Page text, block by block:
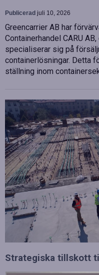
Publicerad juli 10, 2026
Greencarrier AB har
Containerhandel CARU
specialiserar sig på
containerlösningar. Detta
ställning inom
Strategiska tillskott